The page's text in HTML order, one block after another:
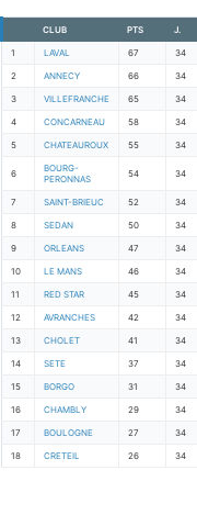
CLUB PTS J.
1 LAVAL 67 34
2 ANNECY 66 34
3 VILLEFRANCHE 65 34
4 CONCARNEAU 58 34
5 CHATEAUROUX 55 34
6
BOURG-
PERONNAS
54 34
7 SAINT-BRIEUC 52 34
8 SEDAN 50 34
9 ORLEANS 47 34
10 LE MANS 46 34
11 RED STAR 45 34
12 AVRANCHES 42 34
13 CHOLET 41 34
14 SETE 37 34
15 BORGO 31 34
16 CHAMBLY 29 34
17 BOULOGNE 27 34
18 CRETEIL 26 34